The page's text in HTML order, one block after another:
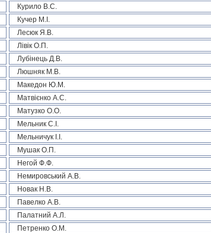
Курило В.С.
Кучер М.І.
Лесюк Я.В.
Лівік О.П.
Лубінець Д.В.
Люшняк М.В.
Македон Ю.М.
Матвієнко А.С.
Матузко О.О.
Мельник С.І.
Мельничук І.І.
Мушак О.П.
Негой Ф.Ф.
Немировський А.В.
Новак Н.В.
Павелко А.В.
Палатний А.Л.
Петренко О.М.